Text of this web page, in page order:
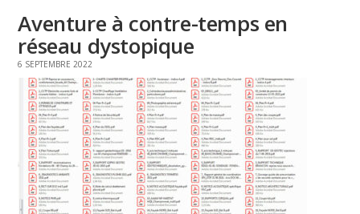
Aventure à contre-temps en
réseau dystopique
6 SEPTEMBRE 2022